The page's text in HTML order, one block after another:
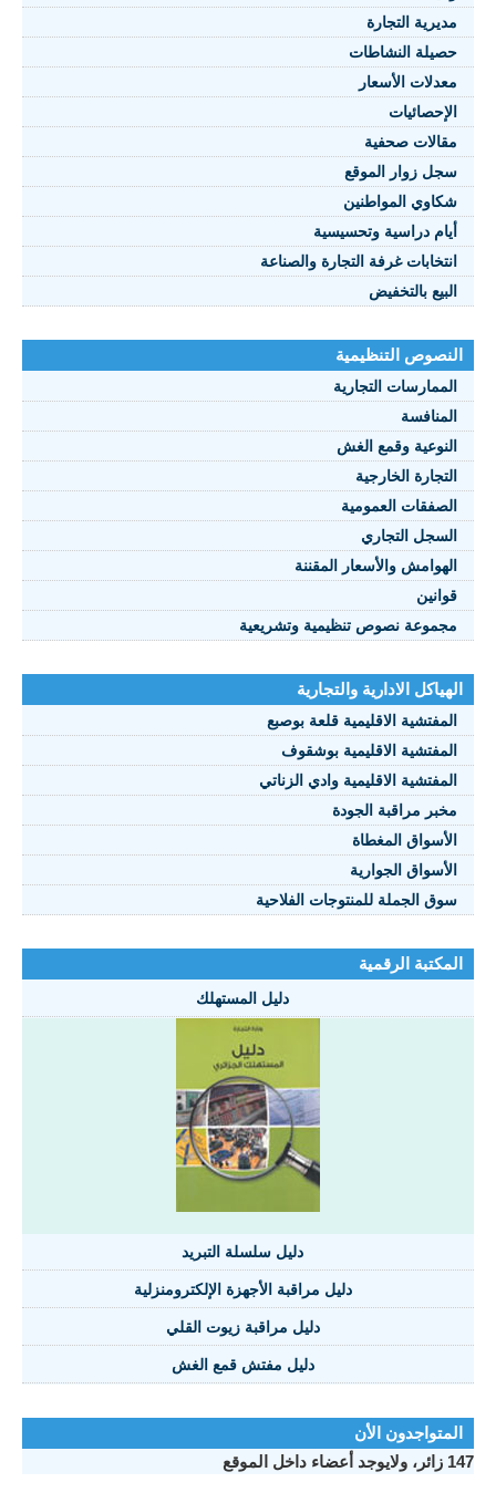
النصوص 2021
FRANÇAIS
مديرية التجارة
حصيلة النشاطات
معدلات الأسعار
الإحصائيات
مقالات صحفية
سجل زوار الموقع
شكاوي المواطنين
أيام دراسية وتحسيسية
انتخابات غرفة التجارة والصناعة
البيع بالتخفيض
النصوص التنظيمية
الممارسات التجارية
المنافسة
النوعية وقمع الغش
التجارة الخارجية
الصفقات العمومية
السجل التجاري
الهوامش والأسعار المقننة
قوانين
مجموعة نصوص تنظيمية وتشريعية
الهياكل الادارية والتجارية
المفتشية الاقليمية قلعة بوصبع
المفتشية الاقليمية بوشقوف
المفتشية الاقليمية وادي الزناتي
مخبر مراقبة الجودة
الأسواق المغطاة
الأسواق الجوارية
سوق الجملة للمنتوجات الفلاحية
المكتبة الرقمية
دليل المستهلك
دليل سلسلة التبريد
دليل مراقبة الأجهزة الإلكترومنزلية
دليل مراقبة زيوت القلي
دليل مفتش قمع الغش
المتواجدون الأن
147 زائر، ولايوجد أعضاء داخل الموقع